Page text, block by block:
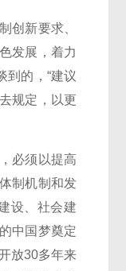
创新要求、
发展，着力
到的，“建议
规定，以更
必须以提高
制机制和发
设、社会建
中国梦奠定
放30多年来